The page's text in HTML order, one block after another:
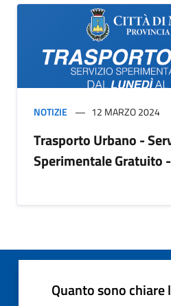
NOTIZIE 12 MARZO 2024
Trasporto Urbano -
Sperimentale Gratuito
Quanto sono